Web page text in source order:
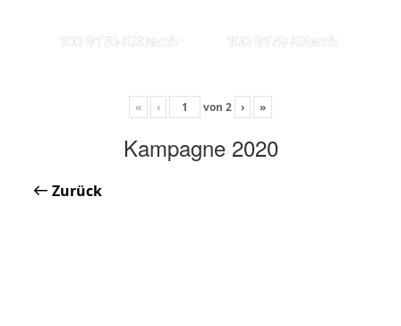
100 9170-KS0web 100 9179-KSweb
« ‹ von 2 › »
Kampagne 2020
Zurück